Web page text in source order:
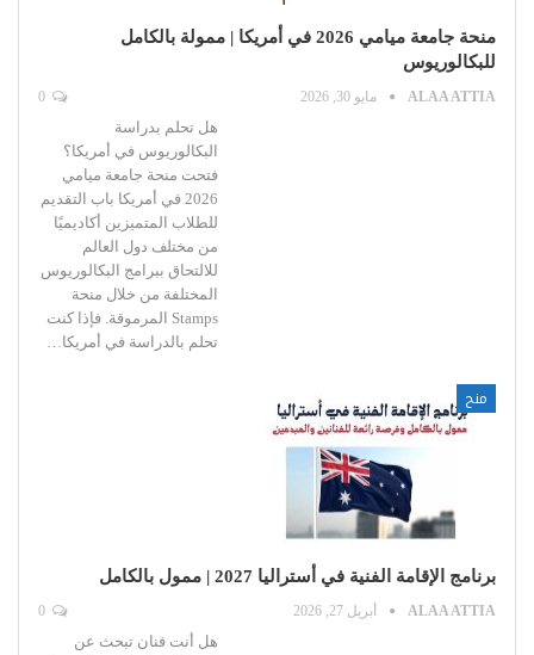
منحة جامعة ميامي 2026 في أمريكا | ممولة بالكامل
للبكالوريوس
ALAA ATTIA مايو 30, 2026
هل تحلم بدراسة
البكالوريوس في أمريكا؟
فتحت منحة جامعة ميامي
2026 في أمريكا باب التقديم
للطلاب المتميزين أكاديميًا
من مختلف دول العالم
للالتحاق ببرامج البكالوريوس
المختلفة من خلال منحة
Stamps المرموقة. فإذا كنت
تحلم بالدراسة في أمريكا…
منح
برنامج الإقامة الفنية في أستراليا 2027 | ممول بالكامل
ALAA ATTIA أبريل 27, 2026
هل أنت فنان تبحث عن